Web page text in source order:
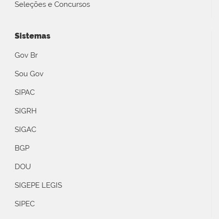
Seleções e Concursos
Sistemas
Gov Br
Sou Gov
SIPAC
SIGRH
SIGAC
BGP
DOU
SIGEPE LEGIS
SIPEC